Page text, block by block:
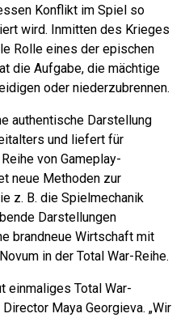
Konflikt im Spiel so
wird. Inmitten des Krieges
Rolle eines der epischen
die Aufgabe, die mächtige
oder niederzubrennen.
authentische Darstellung
und liefert für
von Gameplay-
neue Methoden zur
z. B. die Spielmechanik
Darstellungen
brandneue Wirtschaft mit
in der Total War-Reihe.
einmaliges Total War-
Maya Georgieva. „Wir